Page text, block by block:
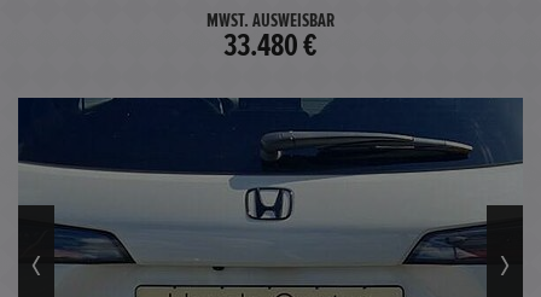
MWST. AUSWEISBAR
33.480 €